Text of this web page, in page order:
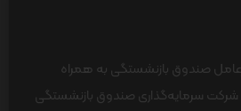
صندوق بازنشستگی به همراه
شرکت سرمایه‌گذاری صندوق بازنشستگی